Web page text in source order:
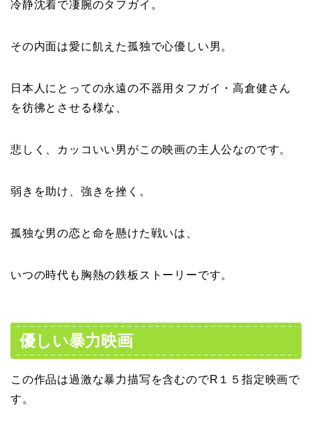
冷静沈着で凄腕のタフガイ。
その内面は愛に飢えた孤独で心優しい男。
日本人にとっての永遠の不器用タフガイ・高倉健さん
を彷彿とさせる様な、
悲しく、カッコいい男がこの映画の主人公なのです。
弱きを助け、強きを挫く。
孤独な男の恋と命を懸けた戦いは、
いつの時代も胸熱の鉄板ストーリーです。
優しい暴力映画
この作品は過激な暴力描写を含むのでR１５指定映画で
す。